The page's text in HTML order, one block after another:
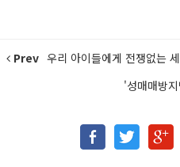
Prev 우리 아이들에게 전쟁없는
'성매매방